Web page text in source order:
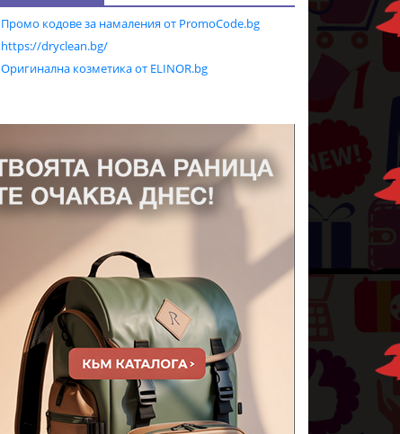
Промо кодове за намаления от PromoCode.bg
https://dryclean.bg/
Оригинална козметика от ELINOR.bg